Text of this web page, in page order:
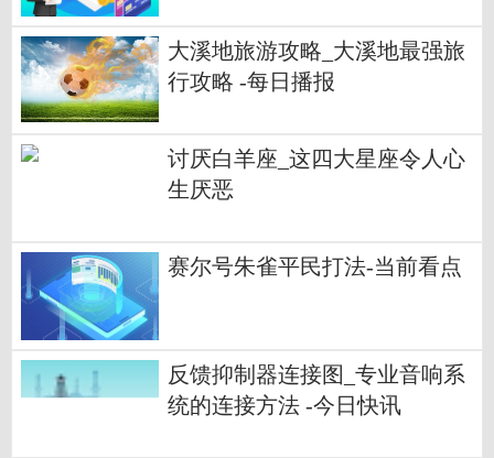
大溪地旅游攻略_大溪地最强旅
行攻略 -每日播报
讨厌白羊座_这四大星座令人心
生厌恶
赛尔号朱雀平民打法-当前看点
反馈抑制器连接图_专业音响系
统的连接方法 -今日快讯